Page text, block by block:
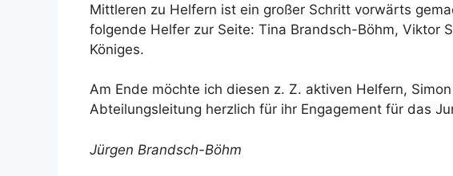
Mittleren zu Helfern ist ein großer Schritt vorwärts
folgende Helfer zur Seite: Tina Brandsch-Böhm, Viktor
Königes.
Am Ende möchte ich diesen z. Z. aktiven Helfern,
Abteilungsleitung herzlich für ihr Engagement für das
Jürgen Brandsch-Böhm